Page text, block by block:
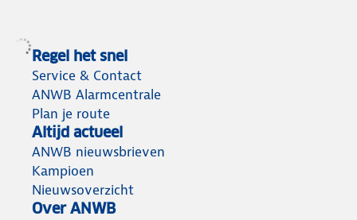
Regel het snel
Service & Contact
ANWB Alarmcentrale
Plan je route
Altijd actueel
ANWB nieuwsbrieven
Kampioen
Nieuwsoverzicht
Over ANWB